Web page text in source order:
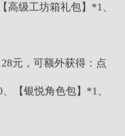
高级工坊箱礼包】*1、
元，可额外获得：点
【银悦角色包】*1、